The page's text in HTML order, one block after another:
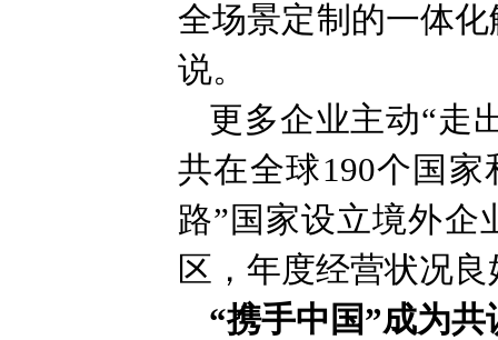
全场景定制的一体
说。
更多企业主动“走
共在全球190个国
路”国家设立境外企
区，年度经营状况
“携手中国”成为共